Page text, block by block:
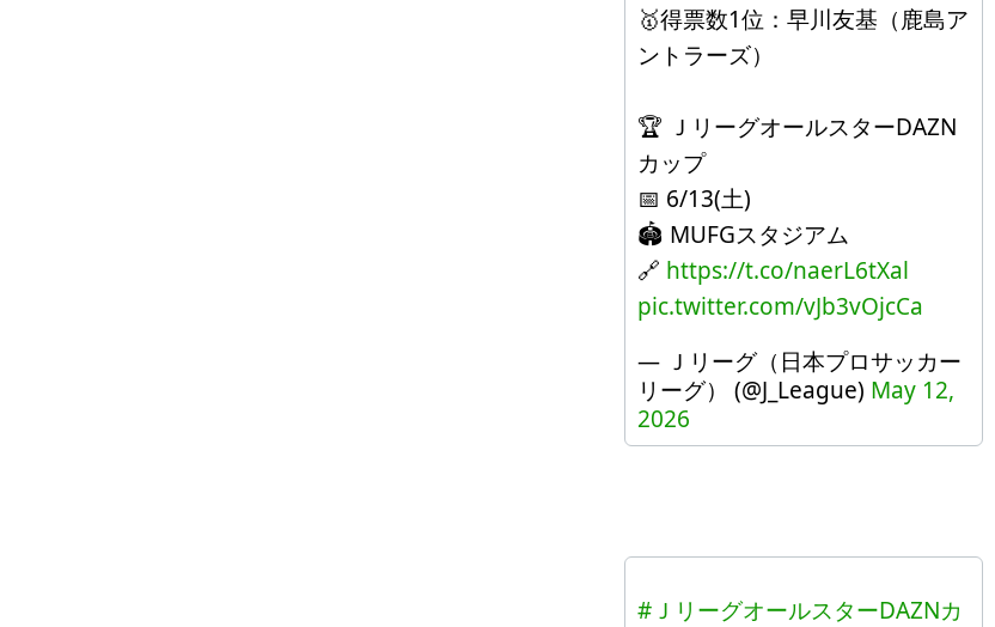
🥇得票数1位：早川友基（鹿島ア
ントラーズ）
🏆️ ＪリーグオールスターDAZN
カップ
📅 6/13(土)
🏟️ MUFGスタジアム
🔗 https://t.co/naerL6tXal
pic.twitter.com/vJb3vOjcCa
— Ｊリーグ（日本プロサッカー
リーグ） (@J_League) May 12,
2026
#ＪリーグオールスターDAZNカ